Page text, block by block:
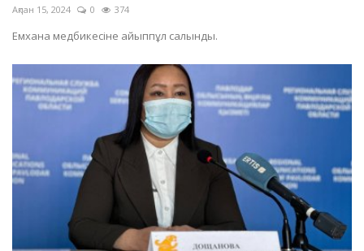
Ақпан 15, 2024 0 374
Емхана медбикесіне айыппұл салынды.